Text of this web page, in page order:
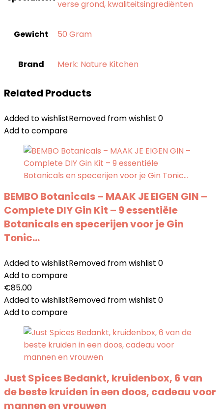
verse grond, kwaliteitsingrediënten
Gewicht ‎50 Gram
Brand Merk: Nature Kitchen
Related Products
Added to wishlistRemoved from wishlist 0
Add to compare
BEMBO Botanicals – MAAK JE EIGEN GIN –
Complete DIY Gin Kit – 9 essentiële
Botanicals en specerijen voor je Gin
Tonic…
Added to wishlistRemoved from wishlist 0
Add to compare
€85.00
Added to wishlistRemoved from wishlist 0
Add to compare
Just Spices Bedankt, kruidenbox, 6 van
de beste kruiden in een doos, cadeau voor
mannen en vrouwen